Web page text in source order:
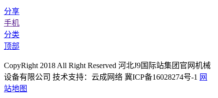
分享
手机
分类
顶部
CopyRight 2018 All Right Reserved 河北J9国际站集团官网机械
设备有限公司 技术支持：云成网络 冀ICP备16028274号-1 网
站地图